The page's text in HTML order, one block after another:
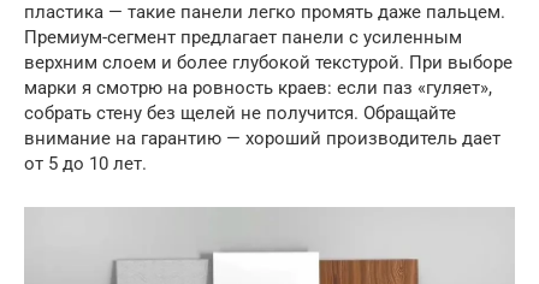
пластика — такие панели легко промять даже пальцем.
Премиум-сегмент предлагает панели с усиленным
верхним слоем и более глубокой текстурой. При выборе
марки я смотрю на ровность краев: если паз «гуляет»,
собрать стену без щелей не получится. Обращайте
внимание на гарантию — хороший производитель дает
от 5 до 10 лет.